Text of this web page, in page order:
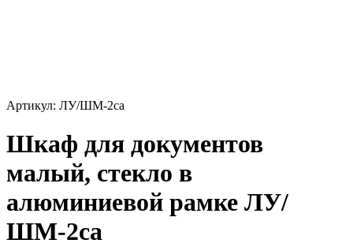
Артикул: ЛУ/ШМ-2са
Шкаф для документов
малый, стекло в
алюминиевой рамке ЛУ/
ШМ-2са